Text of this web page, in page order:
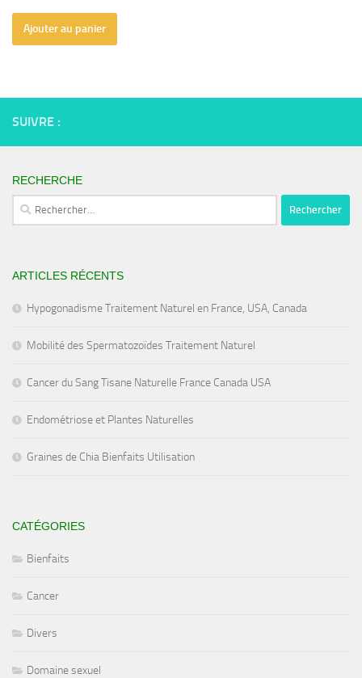
Ajouter au panier
SUIVRE :
RECHERCHE
Rechercher :
ARTICLES RÉCENTS
Hypogonadisme Traitement Naturel en France, USA, Canada
Mobilité des Spermatozoïdes Traitement Naturel
Cancer du Sang Tisane Naturelle France Canada USA
Endométriose et Plantes Naturelles
Graines de Chia Bienfaits Utilisation
CATÉGORIES
Bienfaits
Cancer
Divers
Domaine sexuel